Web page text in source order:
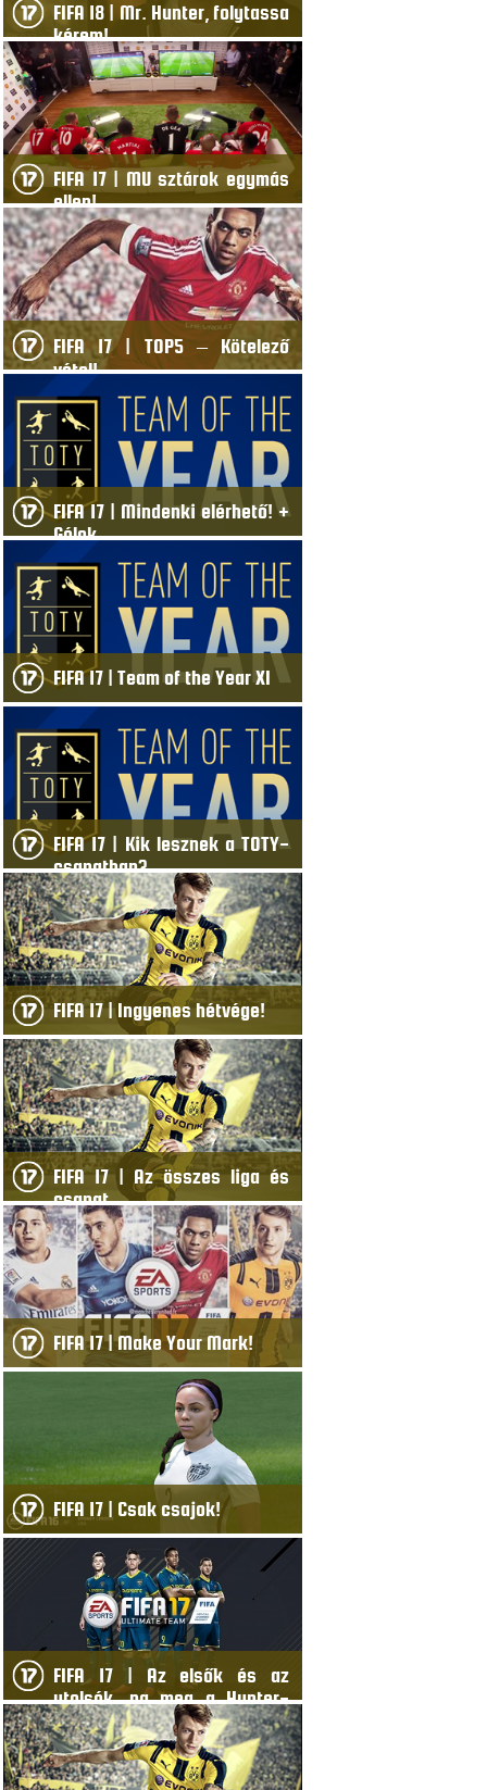
FIFA 18 | Mr. Hunter, folytassa
kérem!
FIFA 17 | MU sztárok egymás
ellen!
FIFA 17 | TOP5 – Kötelező
vétel!
FIFA 17 | Mindenki elérhető! +
Gólok
FIFA 17 | Team of the Year XI
FIFA 17 | Kik lesznek a TOTY-
csapatban?
FIFA 17 | Ingyenes hétvége!
FIFA 17 | Az összes liga és
csapat
FIFA 17 | Make Your Mark!
FIFA 17 | Csak csajok!
FIFA 17 | Az elsők és az
utolsók, na meg a Hunter-
sztori